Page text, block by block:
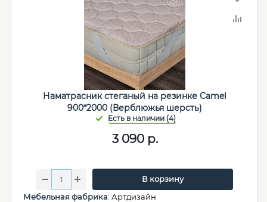
Наматрасник стеганый на резинке Camel
900*2000 (Верблюжья шерсть)
3 090р.
В корзину
Мебельная фабрика: Артдизайн